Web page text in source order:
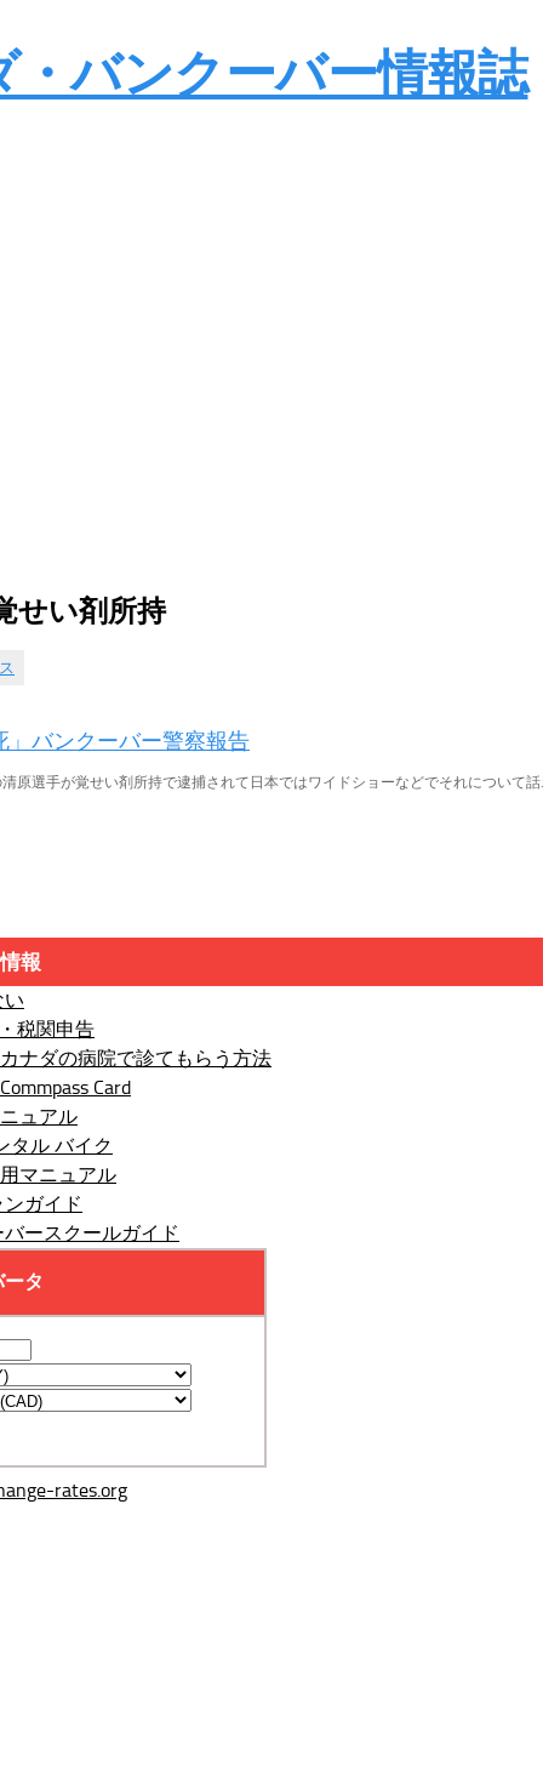
せい剤所持
」バンクーバー警察報告
原選手が覚せい剤所持で逮捕されて日本ではワイドショーなどでそれについて話
報
税関申告
ナダの病院で診てもらう方法
Card
ュアル
タル バイク
マニュアル
ガイド
ースクールガイド
rates.org